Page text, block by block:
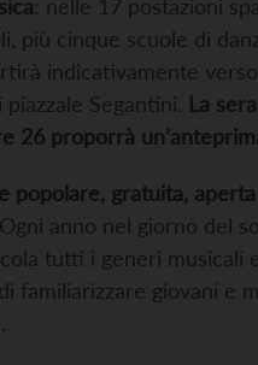
: nelle 17 postazioni
più cinque scuole di
indicativamente
Segantini. La
26 proporrà
popolare, gratuita,
anno nel giorno del
tutti i generi musicali
familiarizzare giovani e